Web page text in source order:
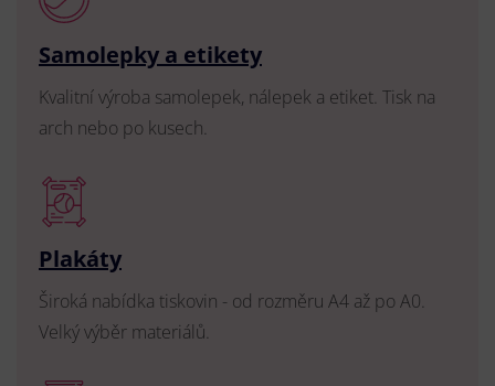
Samolepky a etikety
Kvalitní výroba samolepek, nálepek a etiket. Tisk na
arch nebo po kusech.
Plakáty
Široká nabídka tiskovin - od rozměru A4 až po A0.
Velký výběr materiálů.